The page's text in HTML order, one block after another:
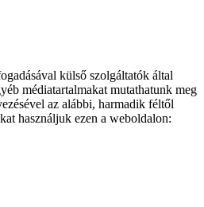
külső szolgáltatók által
médiatartalmakat mutathatunk meg
az alábbi, harmadik féltől
használjuk ezen a weboldalon: